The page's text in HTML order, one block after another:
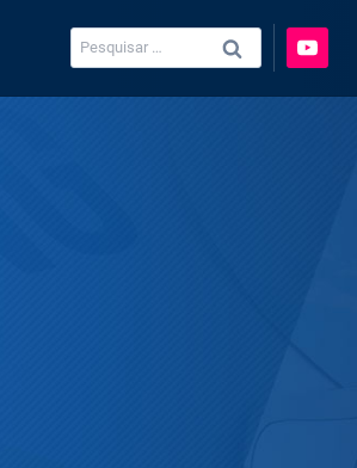
Pesquisar
por: